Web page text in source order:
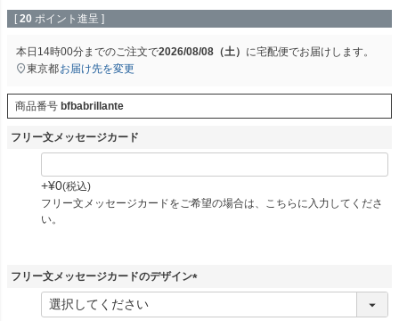
[ 20 ポイント進呈 ]
本日 14時00分までのご注文で2026/08/08（土） に宅配便でお届けします。
東京都お届け先を変更
商品番号 bfbabrillante
フリー文メッセージカード
+¥0 税込
フリー文メッセージカードをご希望の場合は、こちらに入力してくださ
い。
フリー文メッセージカードのデザイン
(